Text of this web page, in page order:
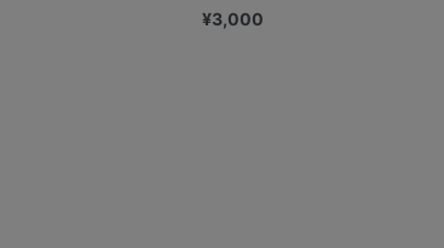
¥3,000